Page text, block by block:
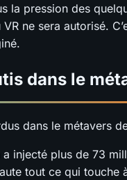
la pression des
ne sera autorisé.
dans le
injecté plus de 73
tout ce qui touche